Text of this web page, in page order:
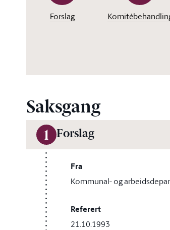
Forslag
Saksgang
1 Forslag
Fra
Kommunal- og
Referert
21.10.1993